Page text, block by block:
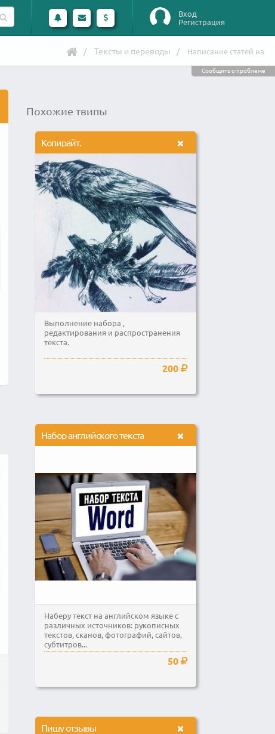
Вход
Регистрация
Тексты и переводы Написание статей на
Сообщить о проблеме
Похожие твипы
Копирайт.
Выполнение набора ,
редактирования и распространения
текста.
200
Набор английского текста
Наберу текст на английском языке с
различных источников: рукописных
текстов, сканов, фотографий, сайтов,
субтитров...
50
Пишу отзывы